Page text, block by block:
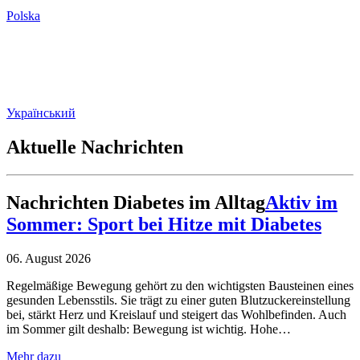
Polska
Український
Aktuelle Nachrichten
Nachrichten Diabetes im AlltagAktiv im
Sommer: Sport bei Hitze mit Diabetes
06. August 2026
Regelmäßige Bewegung gehört zu den wichtigsten Bausteinen eines
gesunden Lebensstils. Sie trägt zu einer guten Blutzuckereinstellung
bei, stärkt Herz und Kreislauf und steigert das Wohlbefinden. Auch
im Sommer gilt deshalb: Bewegung ist wichtig. Hohe…
Mehr dazu